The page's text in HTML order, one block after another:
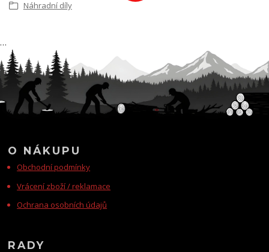
Náhradní díly
O NÁKUPU
Obchodní podmínky
Vrácení zboží / reklamace
Ochrana osobních údajů
RADY
…